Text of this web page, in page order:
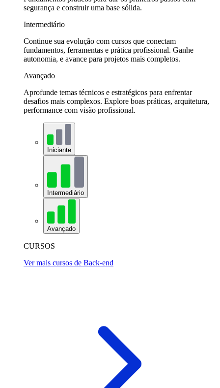
segurança e construir uma base sólida.
Intermediário
Continue sua evolução com cursos que conectam
fundamentos, ferramentas e prática profissional. Ganhe
autonomia, e avance para projetos mais completos.
Avançado
Aprofunde temas técnicos e estratégicos para enfrentar
desafios mais complexos. Explore boas práticas, arquitetura,
performance com visão profissional.
Iniciante
Intermediário
Avançado
CURSOS
Ver mais cursos de Back-end